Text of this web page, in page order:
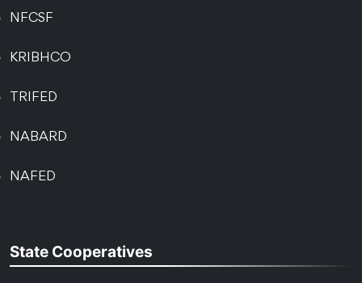
NFCSF
KRIBHCO
TRIFED
NABARD
NAFED
State Cooperatives